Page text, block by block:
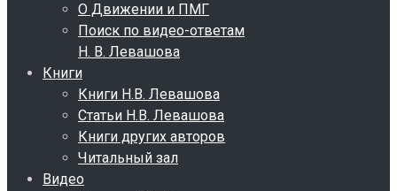
О Движении и ПМГ
Поиск по видео-ответам
Н. В. Левашова
Книги
Книги Н.В. Левашова
Статьи Н.В. Левашова
Книги других авторов
Читальный зал
Видео